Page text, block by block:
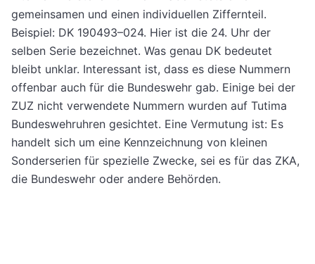
gemeinsamen und einen individuellen Ziffernteil.
Beispiel: DK 190493–024. Hier ist die 24. Uhr der
selben Serie bezeichnet. Was genau DK bedeutet
bleibt unklar. Interessant ist, dass es diese Nummern
offenbar auch für die Bundeswehr gab. Einige bei der
ZUZ nicht verwendete Nummern wurden auf Tutima
Bundeswehruhren gesichtet. Eine Vermutung ist: Es
handelt sich um eine Kennzeichnung von kleinen
Sonderserien für spezielle Zwecke, sei es für das ZKA,
die Bundeswehr oder andere Behörden.